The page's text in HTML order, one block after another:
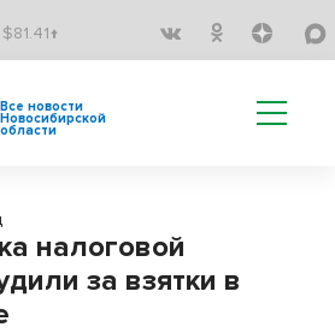
$81.41↑
Все новости
Новосибирской
области
налоговой
за взятки в